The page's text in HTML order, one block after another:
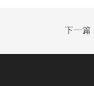
下一篇